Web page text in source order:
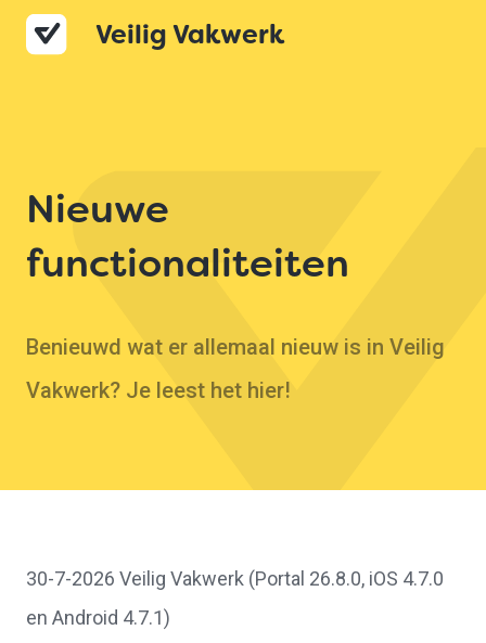
Veilig Vakwerk
Nieuwe
functionaliteiten
Benieuwd wat er allemaal nieuw is in Veilig
Vakwerk? Je leest het hier!
30-7-2026 Veilig Vakwerk (Portal 26.8.0, iOS 4.7.0
en Android 4.7.1)